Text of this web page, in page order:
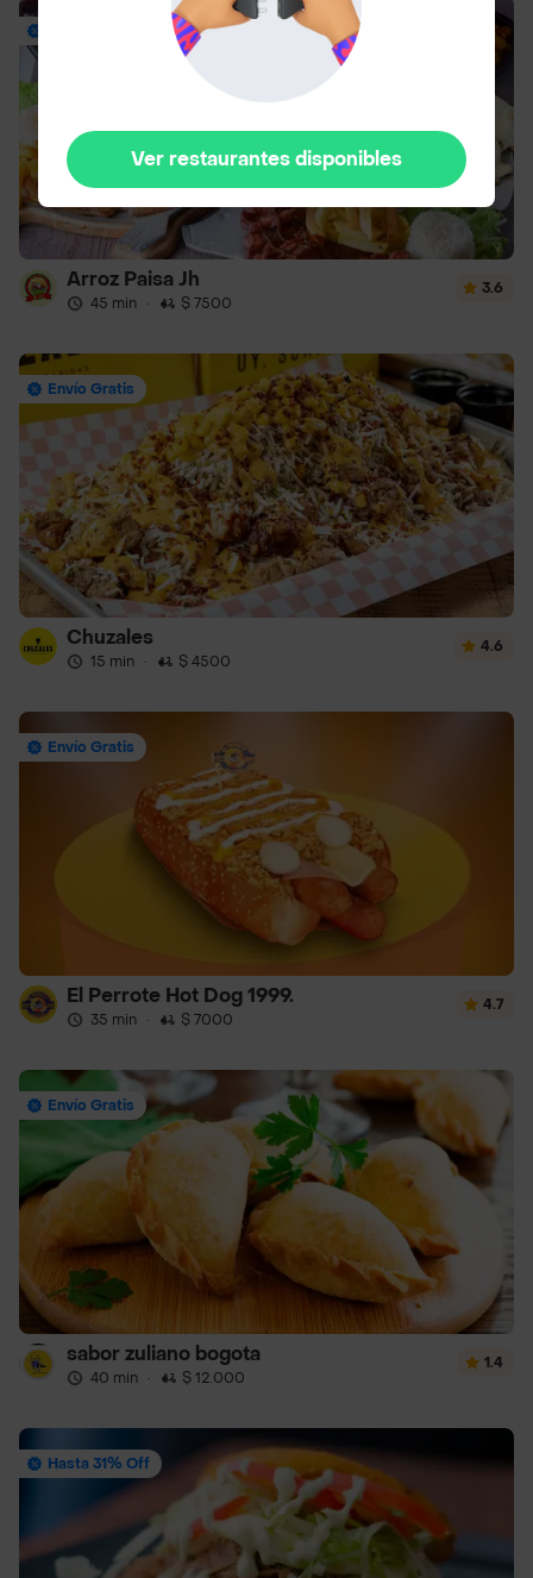
Arroz Paisa Jh
45 min · $ 7500
3.6
Envío Gratis
Chuzales
15 min · $ 4500
4.6
Envío Gratis
El Perrote Hot Dog 1999.
35 min · $ 7000
4.7
Envío Gratis
sabor zuliano bogota
40 min · $ 12.000
1.4
Hasta 31% Off
Ver restaurantes disponibles